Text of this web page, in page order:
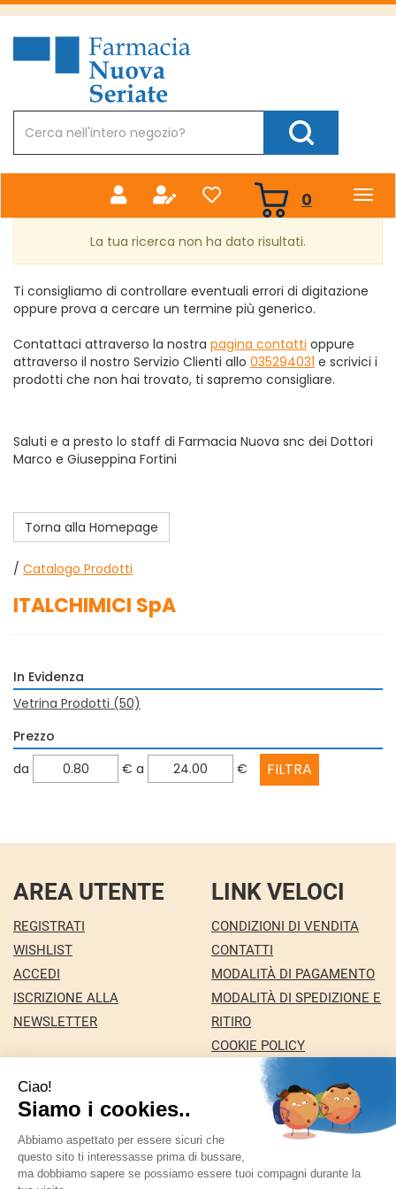
Passa
principale
Farmacia
Nuova
Prodotto
Cerca Prodotto
0 prodotti
inseriti
La tua ricerca non ha dato risultati.
Ti consigliamo di controllare eventuali errori di digitazione
oppure prova a cercare un termine più generico.
Contattaci attraverso la nostra pagina contatti oppure
attraverso il nostro Servizio Clienti allo 035294031 e scrivici i
prodotti che non hai trovato, ti sapremo consigliare.
Saluti e a presto lo staff di Farmacia Nuova snc dei Dottori
Marco e Giuseppina Fortini
Torna alla Homepage
/ Catalogo Prodotti
ITALCHIMICI SpA
In Evidenza
Vetrina Prodotti (50)
Prezzo
filtra
da € filtra
a €
AREA UTENTE
REGISTRATI
WISHLIST
ACCEDI
ISCRIZIONE ALLA
NEWSLETTER
LINK VELOCI
CONDIZIONI DI VENDITA
CONTATTI
MODALITÀ DI PAGAMENTO
MODALITÀ DI SPEDIZIONE E
RITIRO
COOKIE POLICY
INFORMATIVA PRIVACY
Farmacia Nuova snc dei Dottori Marco e
Giuseppina Fortini - Via Italia 72 24068 Seriate (BG)
marforti@tin.it|Tel.: 035294031| P.Iva: 03258590169 |